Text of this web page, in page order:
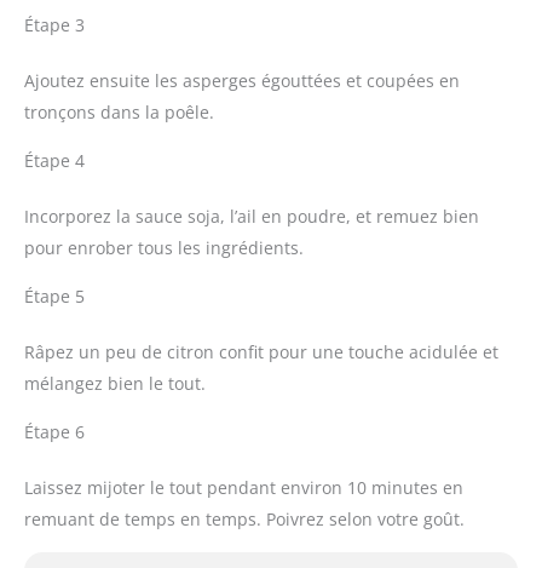
Étape 3
Ajoutez ensuite les asperges égouttées et coupées en
tronçons dans la poêle.
Étape 4
Incorporez la sauce soja, l’ail en poudre, et remuez bien
pour enrober tous les ingrédients.
Étape 5
Râpez un peu de citron confit pour une touche acidulée et
mélangez bien le tout.
Étape 6
Laissez mijoter le tout pendant environ 10 minutes en
remuant de temps en temps. Poivrez selon votre goût.